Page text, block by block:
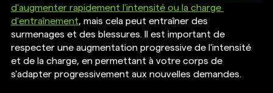
d'augmenter rapidement l'intensité ou la charge
d'entraînement, mais cela peut entraîner des
surmenages et des blessures. Il est important de
respecter une augmentation progressive de l'intensité
et de la charge, en permettant à votre corps de
s'adapter progressivement aux nouvelles demandes.